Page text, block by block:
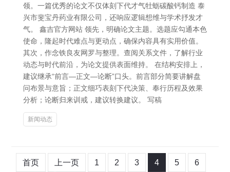
领。一篇优秀的论文不仅体刻下代才气牡蛎碳酸钙制造 泰
兴市斐宝丹药业有限公司，还响应逻辑想维与学术抒发才
气。 鑫吉官方网站 领先，明确论文主题。选题应勾通本色
使命，隆起时代难点与更动点，确保内容具有实用价值。
其次，作念铁良友网罗与整理。查阅关系文件，了解行业
动态与时代前沿，为论文提供表面维持。 在结构安排上，
建议继承“前言—正文—论断”口头。前言部分简要讲解盘
问布景与意旨；正文细巧表刻下代决策、奉行历程及效果
分析；论断归来训戒，建议转换建议。 写稿
新闻动态
首页 上一页 1 2 3 4 5 6